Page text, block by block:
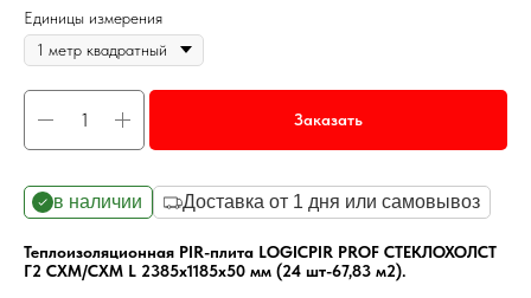
Единицы измерения
Заказать
в наличии Доставка от 1 дня или самовывоз
Теплоизоляционная PIR-плита LOGICPIR PROF СТЕКЛОХОЛСТ
Г2 СХМ/СХМ L 2385х1185х50 мм (24 шт-67,83 м2).